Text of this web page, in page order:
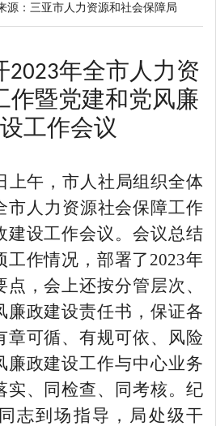
源： 三亚市人力资源和社会保障局
2023年全市人力资
作暨党建和党风廉
工作会议
上午，市人社局组织全体
市人力资源社会保障工作
建设工作会议。会议总结
工作情况，部署了2023年
，会上还按分管层次、
廉政建设责任书，保证各
章可循、有规可依、风险
廉政建设工作与中心业务
实、同检查、同考核。纪
志到场指导，局处级干